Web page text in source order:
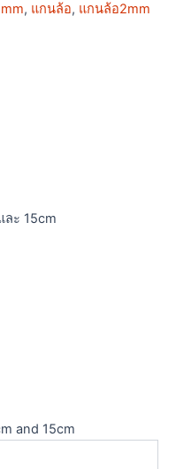
, แกนล้อ, แกนล้อ2mm
ละ 15cm
and 15cm